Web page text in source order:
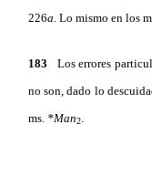
226a . Lo mismo en los
183 Los errores
no son, dado lo
ms. *Man2